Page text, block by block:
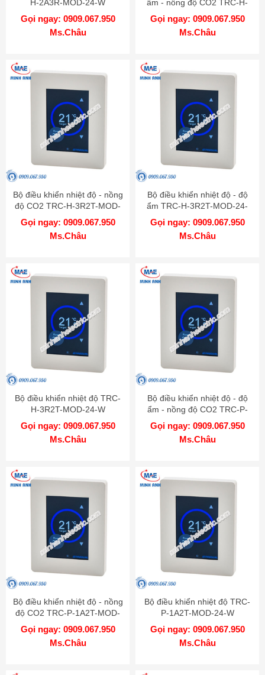
H-2A3R-MOD-24-W
Gọi ngay: 0909.067.950
Ms.Châu
ẩm - nồng độ CO2 TRC-H-
3R2T-MOD-24-RH-CO2-W
Gọi ngay: 0909.067.950
Ms.Châu
Bộ điều khiển nhiệt độ - nồng
độ CO2 TRC-H-3R2T-MOD-
24-CO2-W
Gọi ngay: 0909.067.950
Ms.Châu
Bộ điều khiển nhiệt độ - độ
ẩm TRC-H-3R2T-MOD-24-
RH-W
Gọi ngay: 0909.067.950
Ms.Châu
Bộ điều khiển nhiệt độ TRC-
H-3R2T-MOD-24-W
Gọi ngay: 0909.067.950
Ms.Châu
Bộ điều khiển nhiệt độ - độ
ẩm - nồng độ CO2 TRC-P-
1A2T-MOD-24-RH-CO2-W
Gọi ngay: 0909.067.950
Ms.Châu
Bộ điều khiển nhiệt độ - nồng
độ CO2 TRC-P-1A2T-MOD-
24-CO2-W
Gọi ngay: 0909.067.950
Ms.Châu
Bộ điều khiển nhiệt độ TRC-
P-1A2T-MOD-24-W
Gọi ngay: 0909.067.950
Ms.Châu